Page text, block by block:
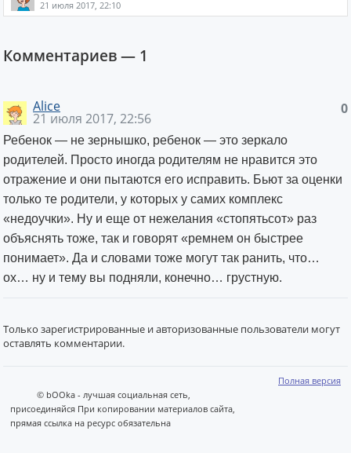
21 июля 2017, 22:10
Комментариев — 1
0
Alice
21 июля 2017, 22:56
Ребенок — не зернышко, ребенок — это зеркало
родителей. Просто иногда родителям не нравится это
отражение и они пытаются его исправить. Бьют за оценки
только те родители, у которых у самих комплекс
«недоучки». Ну и еще от нежелания «стопятьсот» раз
объяснять тоже, так и говорят «ремнем он быстрее
понимает». Да и словами тоже могут так ранить, что…
ох… ну и тему вы подняли, конечно… грустную.
Только зарегистрированные и авторизованные пользователи могут
оставлять комментарии.
Полная версия
© bOOka - лучшая социальная сеть,
присоединяйся При копировании материалов сайта,
прямая ссылка на ресурс обязательна